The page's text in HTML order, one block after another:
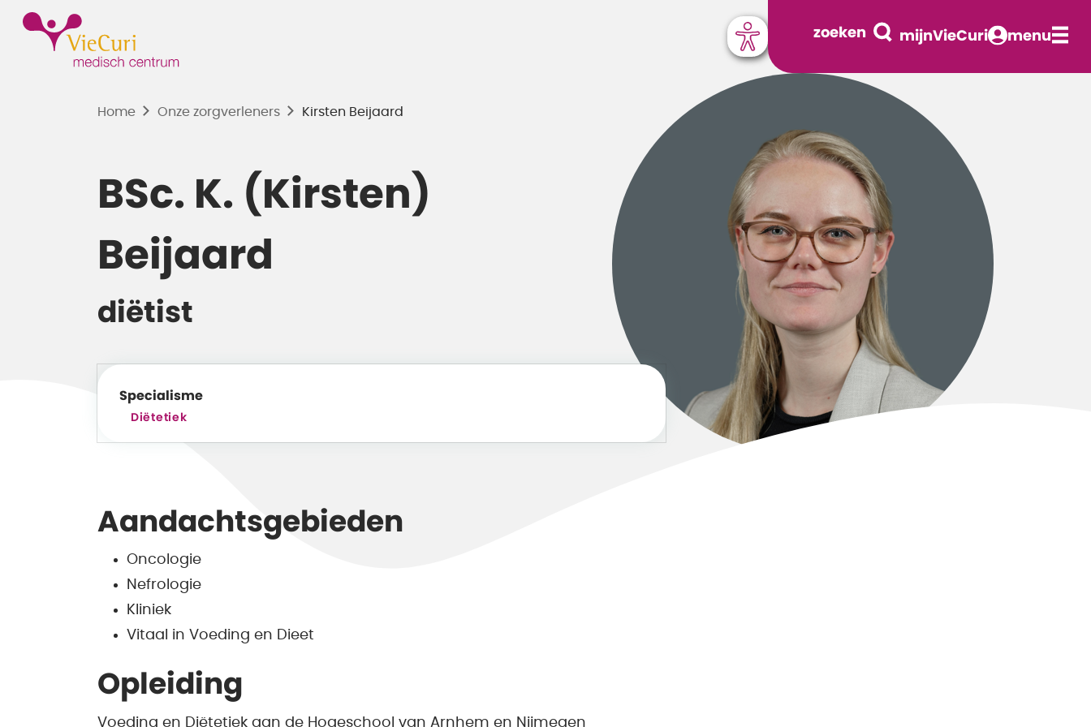
zoeken mijnVieCuri menu
Home Onze zorgverleners Kirsten Beijaard
BSc. K. (Kirsten)
Beijaard
diëtist
Specialisme
Diëtetiek
Aandachtsgebieden
Oncologie
Nefrologie
Kliniek
Vitaal in Voeding en Dieet
Opleiding
Voeding en Diëtetiek aan de Hogeschool van Arnhem en Nijmegen